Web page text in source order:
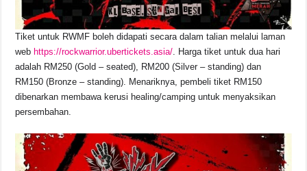
Tiket untuk RWMF boleh didapati secara dalam talian melalui laman
web https://rockwarrior.ubertickets.asia/. Harga tiket untuk dua hari
adalah RM250 (Gold – seated), RM200 (Silver – standing) dan
RM150 (Bronze – standing). Menariknya, pembeli tiket RM150
dibenarkan membawa kerusi healing/camping untuk menyaksikan
persembahan.